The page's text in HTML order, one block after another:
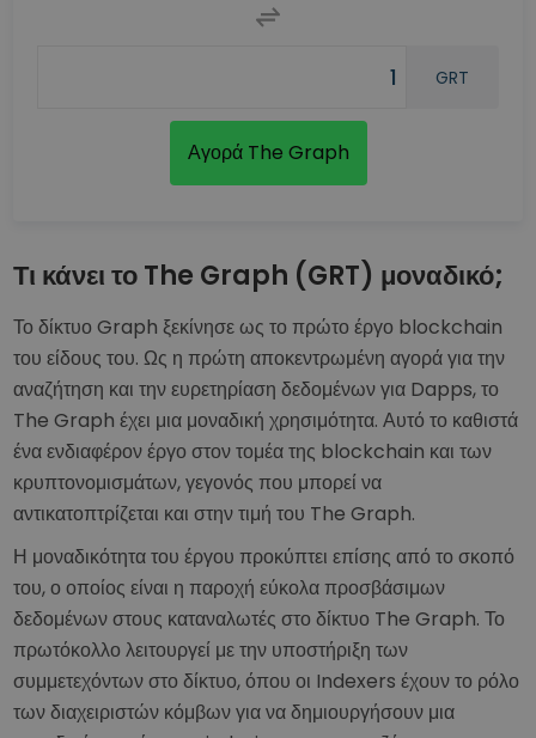
GRT
Αγορά The Graph
Τι κάνει το The Graph (GRT) μοναδικό;
Το δίκτυο Graph ξεκίνησε ως το πρώτο έργο blockchain
του είδους του. Ως η πρώτη αποκεντρωμένη αγορά για την
αναζήτηση και την ευρετηρίαση δεδομένων για Dapps, το
The Graph έχει μια μοναδική χρησιμότητα. Αυτό το καθιστά
ένα ενδιαφέρον έργο στον τομέα της blockchain και των
κρυπτονομισμάτων, γεγονός που μπορεί να
αντικατοπτρίζεται και στην τιμή του The Graph.
Η μοναδικότητα του έργου προκύπτει επίσης από το σκοπό
του, ο οποίος είναι η παροχή εύκολα προσβάσιμων
δεδομένων στους καταναλωτές στο δίκτυο The Graph. Το
πρωτόκολλο λειτουργεί με την υποστήριξη των
συμμετεχόντων στο δίκτυο, όπου οι Indexers έχουν το ρόλο
των διαχειριστών κόμβων για να δημιουργήσουν μια